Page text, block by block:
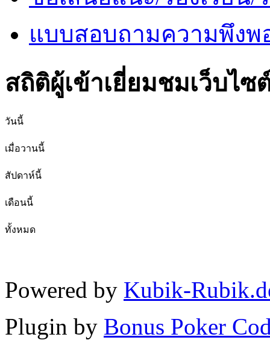
แบบสอบถามความพึงพ
สถิติผู้เข้าเยี่ยมชมเว็บไซ
วันนี้
เมื่อวานนี้
สัปดาห์นี้
เดือนนี้
ทั้งหมด
Powered by Kubik-
Plugin by Bonus Poker